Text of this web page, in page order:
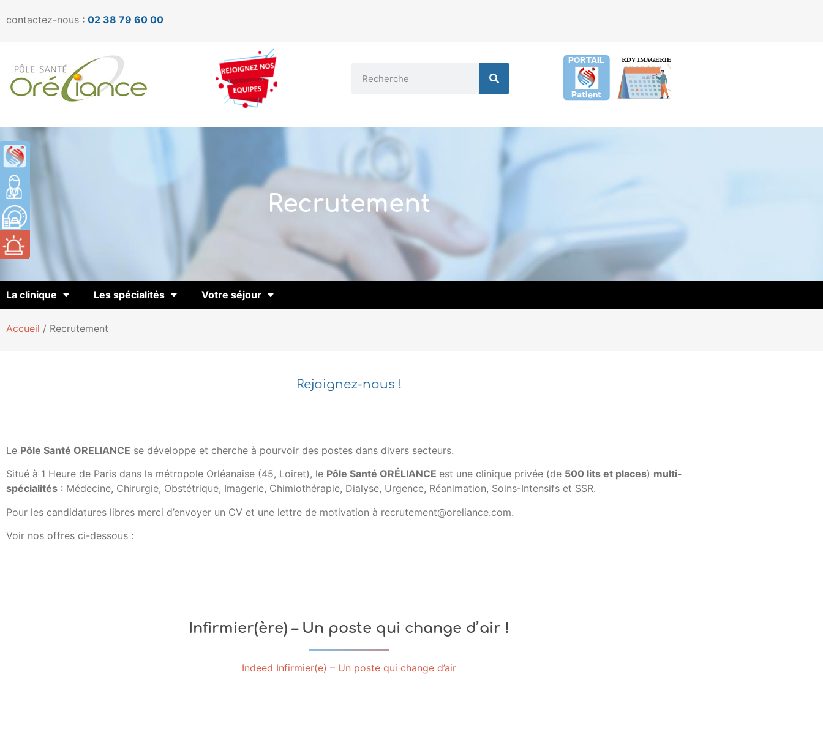
contactez-nous : 02 38 79 60 00
Recrutement
La clinique Les spécialités Votre séjour
Accueil / Recrutement
Rejoignez-nous !
Le Pôle Santé ORELIANCE se développe et cherche à pourvoir des postes dans divers secteurs.
Situé à 1 Heure de Paris dans la métropole Orléanaise (45, Loiret), le Pôle Santé ORÉLIANCE est une clinique privée (de 500 lits et places) multi-
spécialités : Médecine, Chirurgie, Obstétrique, Imagerie, Chimiothérapie, Dialyse, Urgence, Réanimation, Soins-Intensifs et SSR.
Pour les candidatures libres merci d’envoyer un CV et une lettre de motivation à recrutement@oreliance.com.
Voir nos offres ci-dessous :
Infirmier(ère) – Un poste qui change d’air !
Indeed Infirmier(e) – Un poste qui change d’air